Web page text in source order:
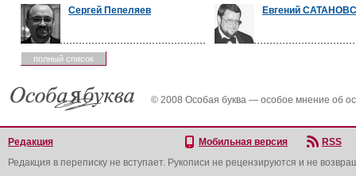
Сергей Пепеляев Евгений
полный список
© 2008 Особая буква — особое мнение об
Редакция Мобильная версия
RSS
Редакция в переписку не вступает. Рукописи не рецензируются и не